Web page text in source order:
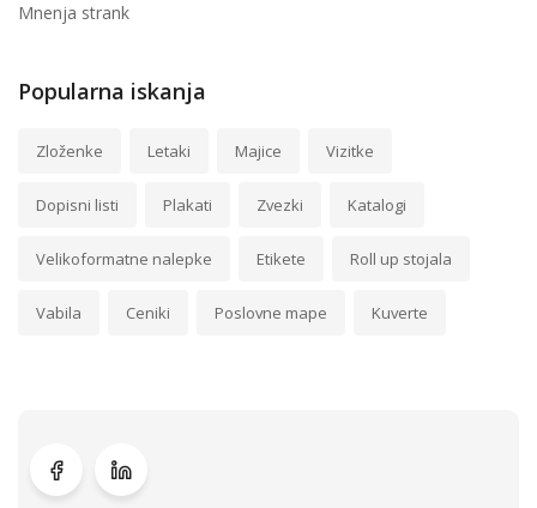
Mnenja strank
Popularna iskanja
Zloženke Letaki Majice Vizitke
Dopisni listi Plakati Zvezki Katalogi
Velikoformatne nalepke Etikete Roll up stojala
Vabila Ceniki Poslovne mape Kuverte